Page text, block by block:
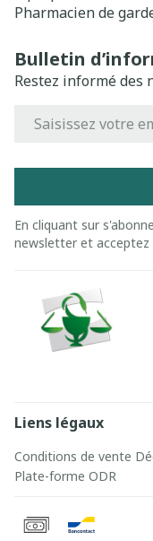
Pharmacien de
Bulletin
Restez informé des
En cliquant sur
newsletter et acceptez
Liens légaux
Conditions de vente
Plate-forme ODR